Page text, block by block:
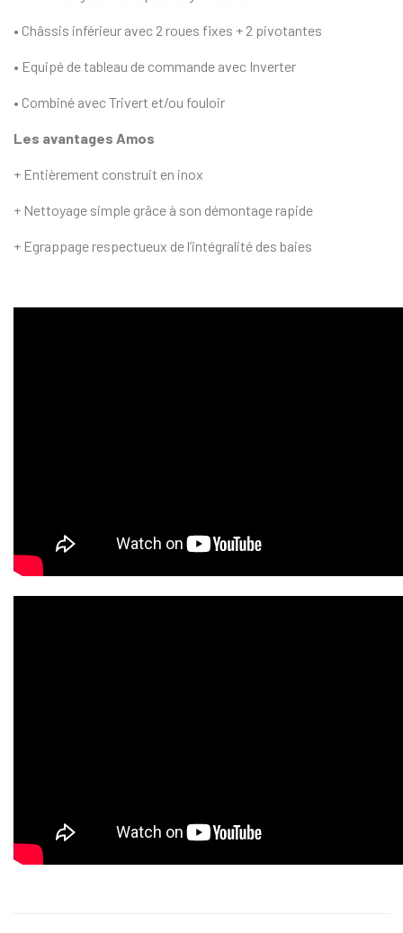
• Châssis inférieur avec 2 roues fixes + 2 pivotantes
• Equipé de tableau de commande avec Inverter
• Combiné avec Trivert et/ou fouloir
Les avantages Amos
+ Entièrement construit en inox
+ Nettoyage simple grâce à son démontage rapide
+ Egrappage respectueux de l’intégralité des baies